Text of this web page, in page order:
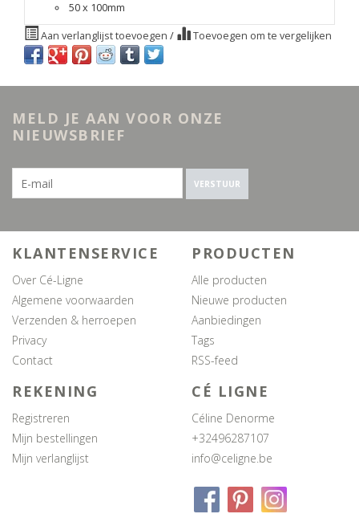
50 x 100mm
Aan verlanglijst toevoegen / Toevoegen om te vergelijken
MELD JE AAN VOOR ONZE
NIEUWSBRIEF
VERSTUUR
KLANTENSERVICE
Over Cé-Ligne
Algemene voorwaarden
Verzenden & herroepen
Privacy
Contact
PRODUCTEN
Alle producten
Nieuwe producten
Aanbiedingen
Tags
RSS-feed
REKENING
Registreren
Mijn bestellingen
Mijn verlanglijst
CÉ LIGNE
Céline Denorme
+32496287107
info@celigne.be